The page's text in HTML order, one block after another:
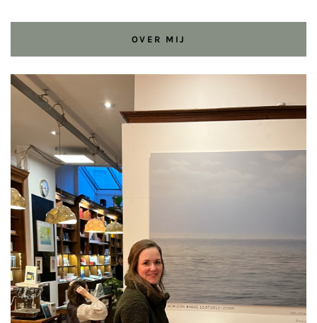
OVER MIJ